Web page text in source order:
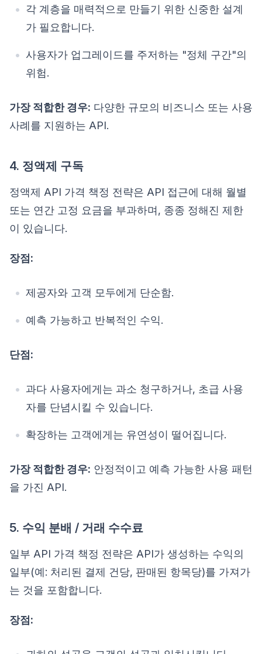
각 계층을 매력적으로 만들기 위한 신중한 설계
가 필요합니다.
사용자가 업그레이드를 주저하는 "정체 구간"의
위험.
가장 적합한 경우: 다양한 규모의 비즈니스 또는 사용
사례를 지원하는 API.
4. 정액제 구독
정액제 API 가격 책정 전략은 API 접근에 대해 월별
또는 연간 고정 요금을 부과하며, 종종 정해진 제한
이 있습니다.
장점:
제공자와 고객 모두에게 단순함.
예측 가능하고 반복적인 수익.
단점:
과다 사용자에게는 과소 청구하거나, 초급 사용
자를 단념시킬 수 있습니다.
확장하는 고객에게는 유연성이 떨어집니다.
가장 적합한 경우: 안정적이고 예측 가능한 사용 패턴
을 가진 API.
5. 수익 분배 / 거래 수수료
일부 API 가격 책정 전략은 API가 생성하는 수익의
일부(예: 처리된 결제 건당, 판매된 항목당)를 가져가
는 것을 포함합니다.
장점: